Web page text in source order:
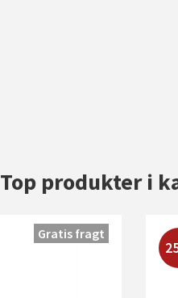
Top produkter i
Gratis fragt